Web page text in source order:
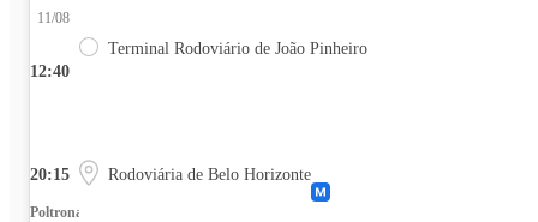
12:40
11/08
Terminal Rodoviário de João Pinheiro
20:15 Rodoviária de Belo Horizonte
Poltrona